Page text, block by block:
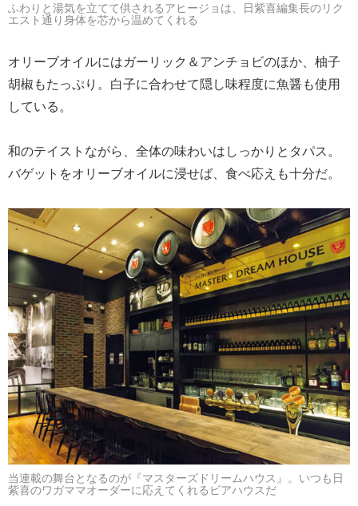
ふわりと湯気を立てて供されるアヒージョは、日紫喜編集長のリク
エスト通り身体を芯から温めてくれる
オリーブオイルにはガーリック＆アンチョビのほか、柚子
胡椒もたっぷり。白子に合わせて隠し味程度に魚醤も使用
している。
和のテイストながら、全体の味わいはしっかりとタパス。
バゲットをオリーブオイルに浸せば、食べ応えも十分だ。
当連載の舞台となるのが『マスターズドリームハウス』。いつも日
紫喜のワガママオーダーに応えてくれるビアハウスだ